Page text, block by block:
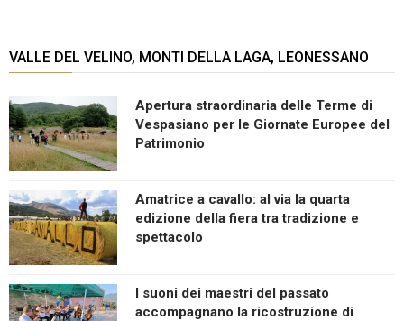
VALLE DEL VELINO, MONTI DELLA LAGA, LEONESSANO
Apertura straordinaria delle Terme di
Vespasiano per le Giornate Europee del
Patrimonio
Amatrice a cavallo: al via la quarta
edizione della fiera tra tradizione e
spettacolo
I suoni dei maestri del passato
accompagnano la ricostruzione di